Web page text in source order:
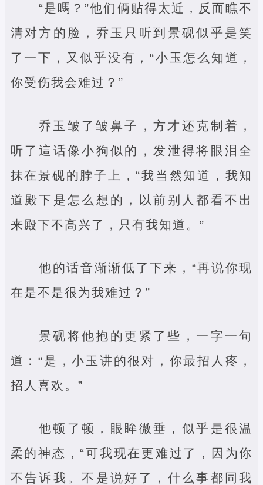
“是嗎？”他们俩贴得太近，反而瞧不
清对方的脸，乔玉只听到景砚似乎是笑
了一下，又似乎没有，“小玉怎么知道，
你受伤我会难过？”
乔玉皱了皱鼻子，方才还克制着，
听了這话像小狗似的，发泄得将眼泪全
抹在景砚的脖子上，“我当然知道，我知
道殿下是怎么想的，以前别人都看不出
来殿下不高兴了，只有我知道。”
他的话音渐渐低了下来，“再说你现
在是不是很为我难过？”
景砚将他抱的更紧了些，一字一句
道：“是，小玉讲的很对，你最招人疼，
招人喜欢。”
他顿了顿，眼眸微垂，似乎是很温
柔的神态，“可我现在更难过了，因为你
不告诉我。不是说好了，什么事都同我